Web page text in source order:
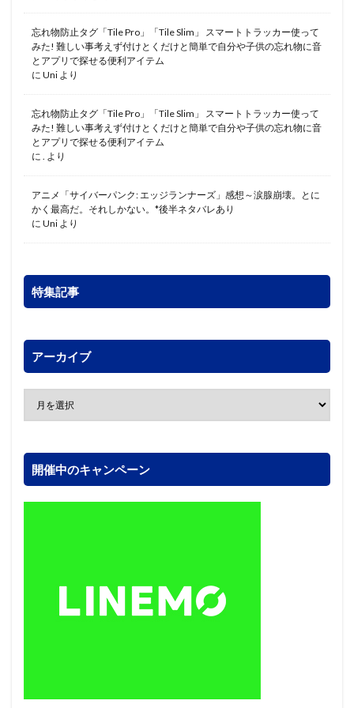
忘れ物防止タグ「Tile Pro」「Tile Slim」 スマートトラッカー使って
みた! 難しい事考えず付けとくだけと簡単で自分や子供の忘れ物に音
とアプリで探せる便利アイテム
に Uni より
忘れ物防止タグ「Tile Pro」「Tile Slim」 スマートトラッカー使って
みた! 難しい事考えず付けとくだけと簡単で自分や子供の忘れ物に音
とアプリで探せる便利アイテム
に
より
アニメ「サイバーパンク: エッジランナーズ」感想～涙腺崩壊。とに
かく最高だ。それしかない。*後半ネタバレあり
に Uni より
特集記事
アーカイブ
開催中のキャンペーン